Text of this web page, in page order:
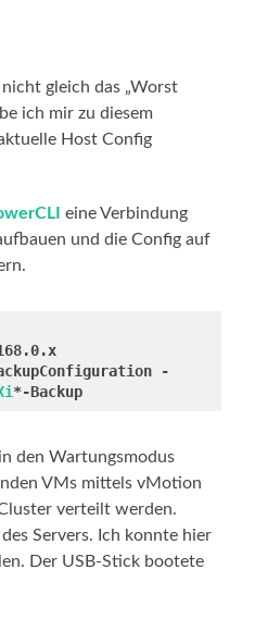
gleich das „Worst
ich mir zu diesem
Host Config
eine Verbindung
und die Config auf
-
*-Backup
den Wartungsmodus
VMs mittels vMotion
verteilt werden.
Servers. Ich konnte hier
Der USB-Stick bootete